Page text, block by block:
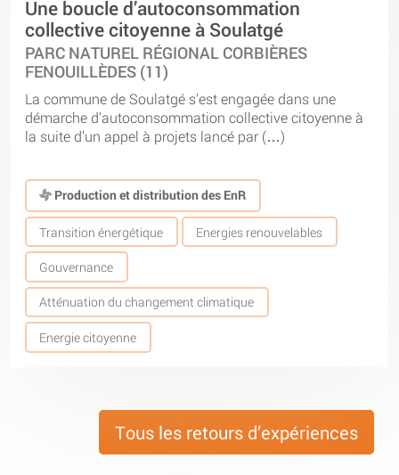
Une boucle d’autoconsommation
collective citoyenne à Soulatgé
PARC NATUREL RÉGIONAL CORBIÈRES
FENOUILLÈDES (11)
La commune de Soulatgé s’est engagée dans une
démarche d’autoconsommation collective citoyenne à
la suite d’un appel à projets lancé par (…)
Production et distribution des EnR
Transition énergétique Energies renouvelables
Gouvernance
Atténuation du changement climatique
Energie citoyenne
Tous les retours d’expériences